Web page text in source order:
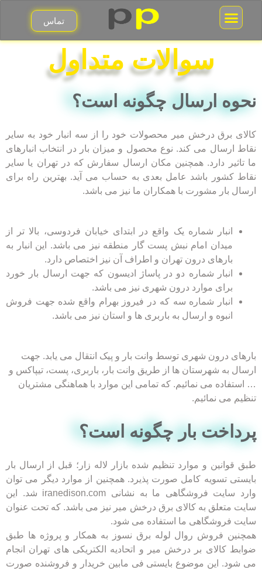
تماس
سوالات متداول
نحوه ارسال چگونه است؟
کالای برق درخش میر محصولات خود را از سه انبار خود به سایر
نقاط ارسال می کند. نوع محصول و میزان بار در انتخاب انبارهای
ما تاثیر دارد. همچنین مکان ارسال سفارش که در تهران یا سایر
نقاط کشور باشد عامل بعدی به حساب می آید. بهترین راه برای
ارسال بار مشورت با همکاران ما نیز می باشد.
انبار شماره یک واقع در ابتدای خیابان فردوسی، بالا تر از
میدان امام نبش پست گار منطقه نیز می باشد. این انبار به
بارهای درون تهران و اطراف آن نیز اختصاص دارد.
انبار شماره دو در پاساژ ادیسون که جهت ارسال بار خورد
برای موارد درون شهری نیز می باشد.
انبار شماره سه که در فیروز بهرام واقع شده جهت فروش
انبوه و ارسال به باربری ها و استان نیز می باشد.
بارهای درون شهری توسط وانت بار و پیک انتقال می یابد. جهت
ارسال به شهرستان ها از طریق وانت بار، باربری، پست، تیپاکس و
… استفاده می نمائیم. که تمامی این موارد با هماهنگی مشتریان
تنظیم می نمائیم.
پرداخت بار چگونه است؟​
طبق قوانین و موارد تنظیم شده بازار لاله زار؛ قبل از ارسال بار
بایستی تسویه کامل صورت پذیرد. همچنین از موارد دیگر می توان
وارد سایت فروشگاهی ما به نشانی iranedison.com شد. این
سایت متعلق به کالای برق درخش میر نیز می باشد. که تحت عنوان
سایت فروشگاهی ما استفاده می شود.
همچنین فروش روال لوله برق نسوز به همکار و پروژه ها طبق
ضوابط کالای بر درخش میر و اتحادیه الکتریکی های تهران انجام
می شود. این موضوع بایستی فی مابین خریدار و فروشنده صورت